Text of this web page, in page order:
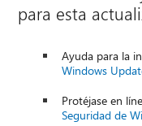
para esta
Ayuda para la
Windows
Protéjase en
Seguridad de